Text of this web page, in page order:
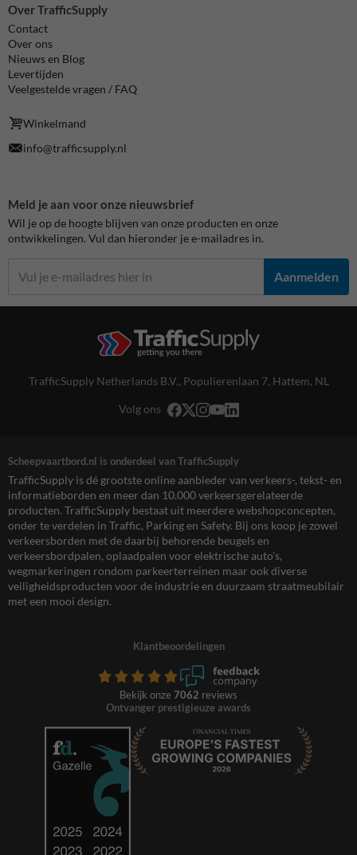
Over TrafficSupply
Contact
Over ons
Nieuws en Blog
Levertijden
Veelgestelde vragen / FAQ
Winkelmand
info@trafficsupply.nl
Meld je aan voor onze nieuwsbrief
Wil je op de hoogte blijven van onze producten en onze
ontwikkelingen. Vul dan hieronder je e-mailadres in.
Aanmelden
TrafficSupply Netherlands B.V., Populierenlaan 7, Hattem, NL
Volg ons
Scheepvaartbord.nl is onderdeel van TrafficSupply
TrafficSupply is dé grootste online aanbieder van verkeers-, tekst- en
informatieborden en meer dan 10.000 verkeersgerelateerde
producten. TrafficSupply bestaat uit meerdere webshopconcepten,
onder te verdelen in Traffic, Parking en Safety. Bij ons koop je zowel
verkeersborden met de daarbij behorende beugels en
verkeersbordpalen, oplaadpalen voor elektrische auto’s,
wegmarkeringen rondom parkeerterreinen maar ook diverse
veiligheidsproducten voor de industrie en duurzaam straatmeubilair
met een mooi design.
Klantbeoordelingen
Bekijk onze 7062 reviews
Ontvanger prestigieuze awards